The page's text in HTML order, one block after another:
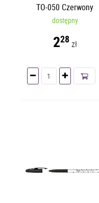
TO-050 Czerwony
dostępny
228zł